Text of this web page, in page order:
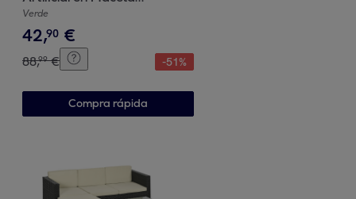
Decorativa para Interior
Hogar Salón Oficina Ø15x150
cm Verde
Verde
42,90 €
88,99 € -51%
Compra rápida